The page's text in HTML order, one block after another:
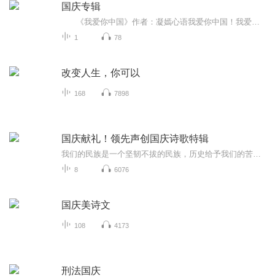
国庆专辑
1 78
改变人生，你可以
168 7898
国庆献礼！领先声创国庆诗歌特辑
8 6076
国庆美诗文
108 4173
刑法国庆